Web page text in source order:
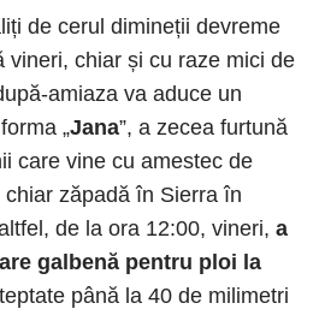
de cerul dimineții devreme
vineri, chiar și cu raze mici de
amiaza va aduce un
„Jana”, a zecea furtună
care vine cu amestec de
zăpadă în Sierra în
de la ora 12:00, vineri, a
galbenă pentru ploi la
până la 40 de milimetri